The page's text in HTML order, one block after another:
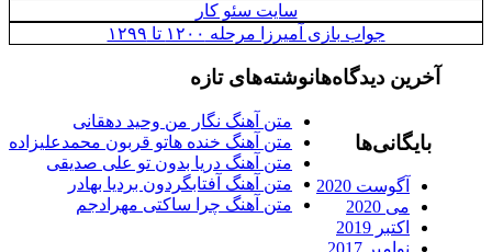
سایت سئو کار
جواب بازی آمیرزا مرحله ۱۲۰۰ تا ۱۲۹۹
نوشته‌های تازه
متن آهنگ نگار من وحید دهقانی
متن آهنگ خنده هاتو قربون محمدعلیزاده
متن آهنگ دریا بدون تو علی صدیقی
متن آهنگ آفتابگردون بردیا بهادر
متن آهنگ چرا ساکتی مهرادجم
آخرین دیدگاه‌ها
بایگانی‌ها
آگوست 2020
می 2020
اکتبر 2019